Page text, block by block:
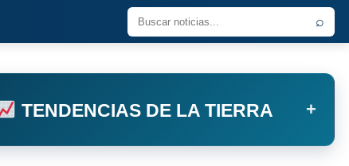
⌕
TENDENCIAS DE LA TIERRA +